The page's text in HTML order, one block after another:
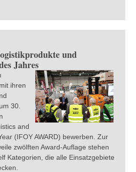
und
Jahres
ihren
30.
and
(IFOY AWARD) bewerben. Zur
zwölften Award-Auflage stehen
Kategorien, die alle Einsatzgebiete